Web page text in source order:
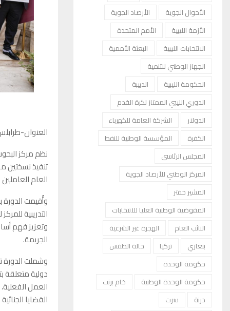
العنوان-
نظم مركز
العام
وأُقيمت
وتعزيز فهم
الجريمة.
وشملت الدورة
دولية متعلقة
العمل
القضايا
الأحوال الجوية
الأرصاد الجوية
الأزمة الليبية
الأمم المتحدة
الانتخابات الليبية
البعثة الأممية
الجهاز الوطني للتنمية
الحكومة الليبية
الدبيبة
الدوري الليبي الممتاز لكرة القدم
الدولار
الشركة العامة للكهرباء
الكفرة
المؤسسة الوطنية للنفط
المجلس الرئاسي
المركز الوطني للأرصاد الجوية
المشير حفتر
المفوضية الوطنية العليا للانتخابات
النائب العام
الهجرة غير الشرعية
بنغازي
تركيا
حالة الطقس
حكومة الوحدة
حكومة الوحدة الوطنية
خام برنت
درنة
سرت